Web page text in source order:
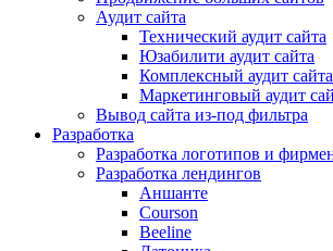
Аудит сайта
Технический аудит сайта
Юзабилити аудит сайта
Комплексный аудит сайта
Маркетинговый аудит
Вывод сайта из-под фильтра
Разработка
Разработка логотипов и
Разработка лендингов
Аншанте
Courson
Beeline